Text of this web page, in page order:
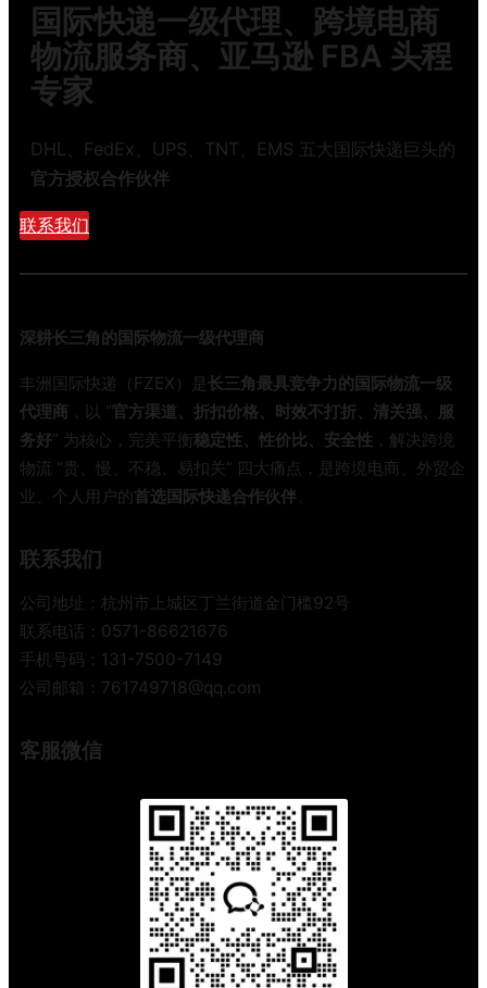
行
业
内
看
完
半
钱
海
外
仓
坑
？
6
境
流
服
务
商
选
时
本
全
国际快递一级代理、跨境电商
物流服务商、亚马逊 FBA 头程
专家
DHL、FedEx、UPS、TNT、EMS 五大国际快递巨头的
官方授权合作伙伴
联系我们
深耕长三角的国际物流一级代理商
丰洲国际快递（FZEX）是 长三角最具竞争力的国际物流一级
代理商 ，以 “官方渠道、折扣价格、时效不打折、清关强、服
务好” 为核心，完美平衡稳定性、性价比、安全性 ，解决跨境
物流 “贵、慢、不稳、易扣关” 四大痛点，是跨境电商、外贸企
业、个人用户的首选国际快递合作伙伴
联系我们
公司地址：杭州市上城区丁兰街道金门槛92号
联系电话：0571-86621676
手机号码：131-7500-7149
公司邮箱：761749718@qq.com
客服微信